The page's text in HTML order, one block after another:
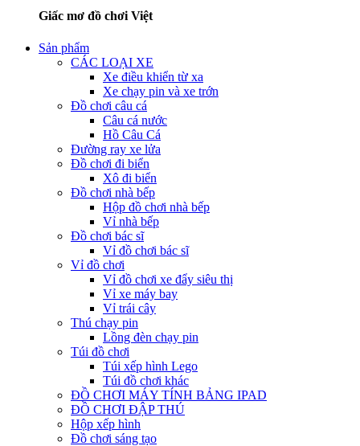
Giấc mơ đồ chơi Việt
Sản phẩm
CÁC LOẠI XE
Xe điều khiển từ xa
Xe chạy pin và xe trớn
Đồ chơi câu cá
Câu cá nước
Hồ Câu Cá
Đường ray xe lửa
Đồ chơi đi biển
Xô đi biển
Đồ chơi nhà bếp
Hộp đồ chơi nhà bếp
Vỉ nhà bếp
Đồ chơi bác sĩ
Vỉ đồ chơi bác sĩ
Vỉ đồ chơi
Vỉ đồ chơi xe đẩy siêu thị
Vỉ xe máy bay
Vỉ trái cây
Thú chạy pin
Lồng đèn chạy pin
Túi đồ chơi
Túi xếp hình Lego
Túi đồ chơi khác
ĐỒ CHƠI MÁY TÍNH BẢNG IPAD
ĐỒ CHƠI ĐẬP THÚ
Hộp xếp hình
Đồ chơi sáng tạo